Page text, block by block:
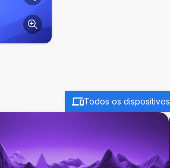
Todos os dispositivos